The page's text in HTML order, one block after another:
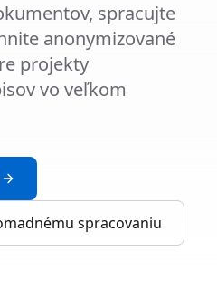
spracujte
anonymizované
projekty
vo veľkom
spracovaniu